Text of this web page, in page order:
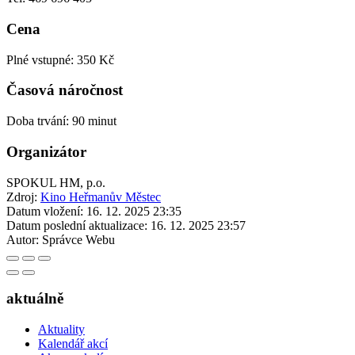
Cena
Plné vstupné: 350 Kč
Časová náročnost
Doba trvání: 90 minut
Organizátor
SPOKUL HM, p.o.
Zdroj: Kino Heřmanův Městec
Datum vložení: 16. 12. 2025 23:35
Datum poslední aktualizace: 16. 12. 2025 23:57
Autor: Správce Webu
aktuálně
Aktuality
Kalendář akcí